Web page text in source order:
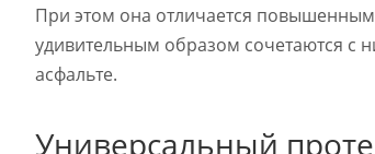
При этом она отличается
удивительным образом сочетаются с
асфальте.
Универсальный